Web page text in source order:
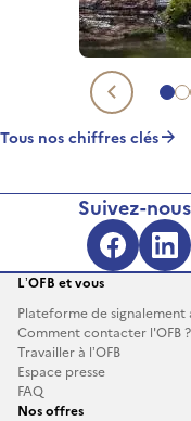
Tous nos chiffres clés
Suivez-
L’OFB et vous
Plateforme de signalement
Comment contacter l'OFB ?
Travailler à l’OFB
Espace presse
FAQ
Nos offres